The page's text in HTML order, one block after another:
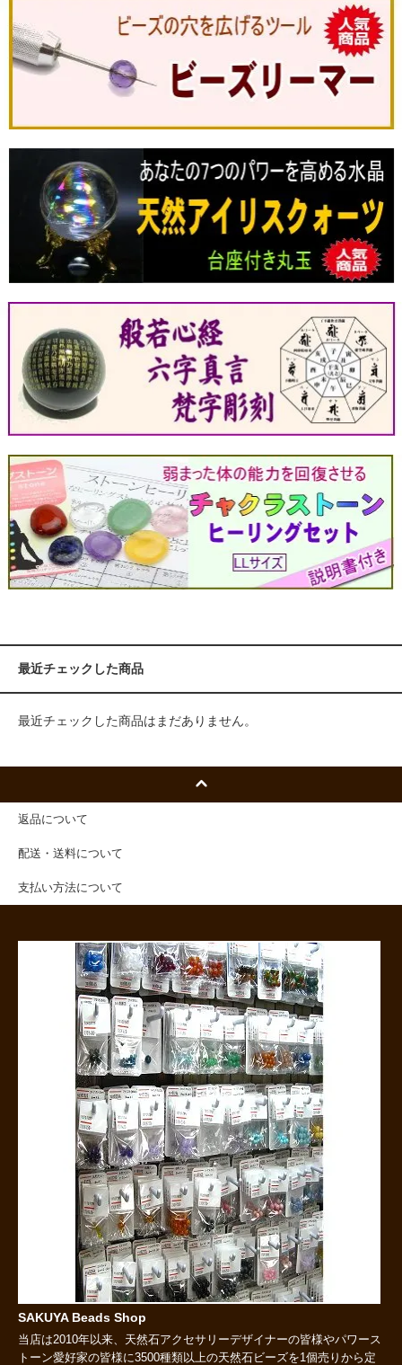
最近チェックした商品
最近チェックした商品はまだありません。
返品について
配送・送料について
支払い方法について
SAKUYA Beads Shop
当店は2010年以来、天然石アクセサリーデザイナーの皆様やパワース
トーン愛好家の皆様に3500種類以上の天然石ビーズを1個売りから定